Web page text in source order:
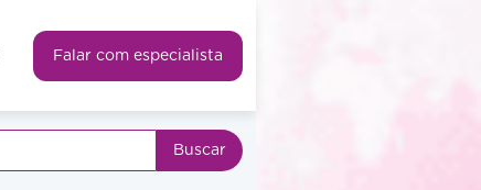
Falar com especialista